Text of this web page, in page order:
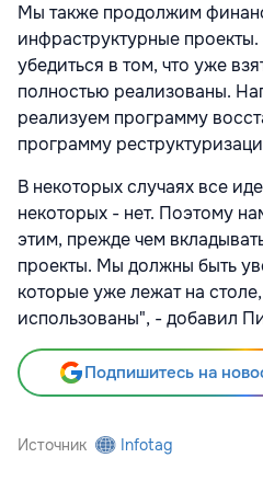
Мы также продолжим
инфраструктурные
убедиться в том, что уже
полностью реализованы.
реализуем программу
программу
В некоторых случаях все
некоторых - нет. Поэтому
этим, прежде чем
проекты. Мы должны быть
которые уже лежат на
использованы", - добавил
Подпишитесь на
Источник Infotag